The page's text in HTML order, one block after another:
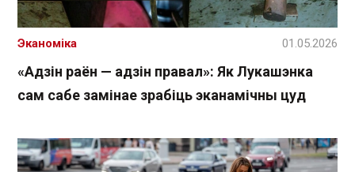
«Адзін раён — адзін правал»: Як Лукашэнка
сам сабе замінае зрабіць эканамічны цуд
Эканоміка 01.05.2026